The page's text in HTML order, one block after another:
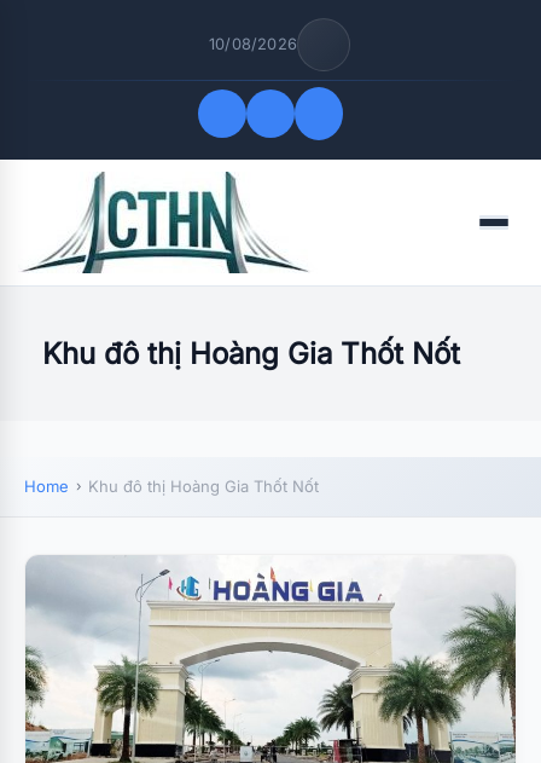
10/08/2026
Quick Links
FOLLOW US
Menu
Khu đô thị Hoàng Gia Thốt Nốt
Home Khu đô thị Hoàng Gia Thốt Nốt